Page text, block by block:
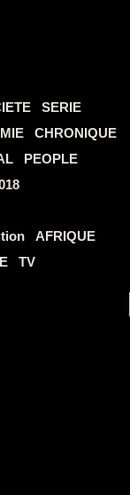
SERIE
CHRONIQUE
PEOPLE
AFRIQUE
TV